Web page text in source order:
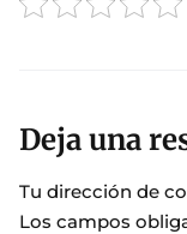
Deja una
Tu dirección de
Los campos